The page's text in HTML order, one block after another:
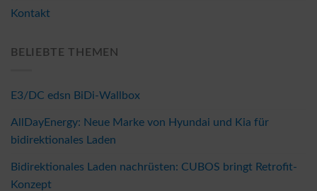
Kontakt
BELIEBTE THEMEN
E3/DC edsn BiDi-Wallbox
AllDayEnergy: Neue Marke von Hyundai und Kia für
bidirektionales Laden
Bidirektionales Laden nachrüsten: CUBOS bringt Retrofit-
Konzept